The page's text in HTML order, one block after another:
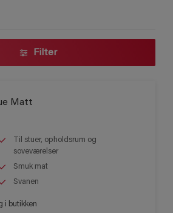
Filter
Matt
Til stuer, opholdsrum og
soveværelser
Smuk mat
Svanen
i butikken